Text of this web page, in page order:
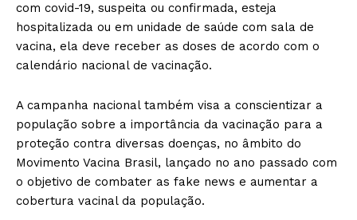
com covid-19, suspeita ou confirmada, esteja
hospitalizada ou em unidade de saúde com sala de
vacina, ela deve receber as doses de acordo com o
calendário nacional de vacinação.
A campanha nacional também visa a conscientizar a
população sobre a importância da vacinação para a
proteção contra diversas doenças, no âmbito do
Movimento Vacina Brasil, lançado no ano passado com
o objetivo de combater as fake news e aumentar a
cobertura vacinal da população.